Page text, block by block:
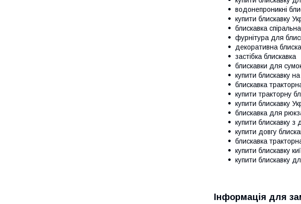
водонепроникні
купити блискавку
блискавка
фурнітура для
декоративна
застібка блискавка
блискавки для
купити блискавку
блискавка
купити тракторну
купити блискавку
блискавка для
купити блискавку з
купити довгу
блискавка
купити блискавку
купити блискавку
Інформація для